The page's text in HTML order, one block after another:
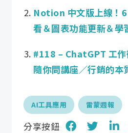
Notion 中文版上線！
看＆圖表功能更新＆學
#118 – ChatGPT 工
隨你問講座／行銷的本
AI工具應用 雷蒙週報
分享按鈕